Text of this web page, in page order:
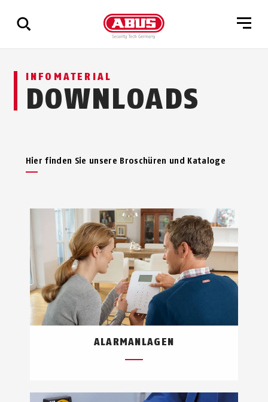
Zeige
Ergebnisse
INFOMATERIAL
DOWNLOADS
Hier finden Sie unsere Broschüren und Kataloge
ALARMANLAGEN